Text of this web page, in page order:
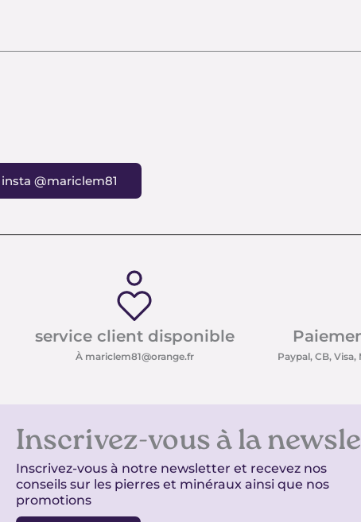
@mariclem81
service client disponible
À mariclem81@orange.fr Paypal, CB,
Inscrivez-vous à la
Inscrivez-vous à notre newsletter et recevez nos
conseils sur les pierres et minéraux ainsi que nos
promotions